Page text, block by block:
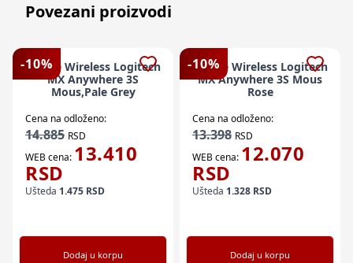
Povezani proizvodi
-10%
Mouse Wireless Logitech
MX Anywhere 3S
Mous,Pale Grey
Cena na odloženo:
14.885 RSD
WEB cena: 13.410
RSD
Ušteda 1.475 RSD
Dodaj u korpu
-10%
Mouse Wireless Logitech
MX Anywhere 3S Mous
Rose
Cena na odloženo:
13.398 RSD
WEB cena: 12.070
RSD
Ušteda 1.328 RSD
Dodaj u korpu